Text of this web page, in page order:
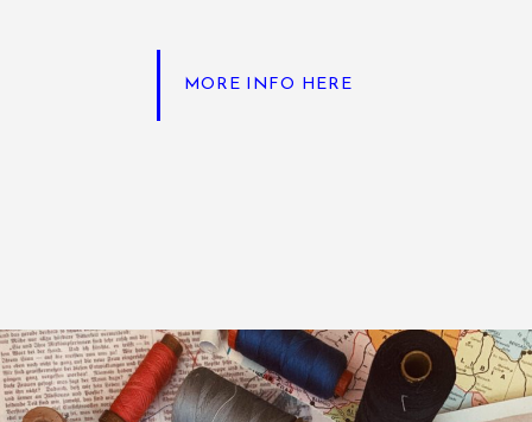
MORE INFO HERE